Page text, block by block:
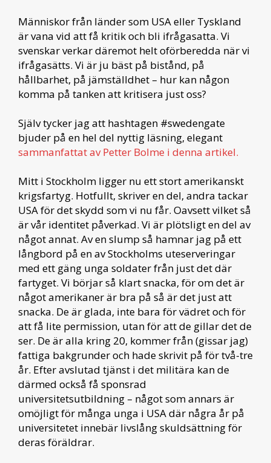
Människor från länder som USA eller Tyskland
är vana vid att få kritik och bli ifrågasatta. Vi
svenskar verkar däremot helt oförberedda när vi
ifrågasätts. Vi är ju bäst på bistånd, på
hållbarhet, på jämställdhet – hur kan någon
komma på tanken att kritisera just oss?
Själv tycker jag att hashtagen #swedengate
bjuder på en hel del nyttig läsning, elegant
sammanfattat av Petter Bolme i denna artikel.
Mitt i Stockholm ligger nu ett stort amerikanskt
krigsfartyg. Hotfullt, skriver en del, andra tackar
USA för det skydd som vi nu får. Oavsett vilket så
är vår identitet påverkad. Vi är plötsligt en del av
något annat. Av en slump så hamnar jag på ett
långbord på en av Stockholms uteserveringar
med ett gäng unga soldater från just det där
fartyget. Vi börjar så klart snacka, för om det är
något amerikaner är bra på så är det just att
snacka. De är glada, inte bara för vädret och för
att få lite permission, utan för att de gillar det de
ser. De är alla kring 20, kommer från (gissar jag)
fattiga bakgrunder och hade skrivit på för två-tre
år. Efter avslutad tjänst i det militära kan de
därmed också få sponsrad
universitetsutbildning – något som annars är
omöjligt för många unga i USA där några år på
universitetet innebär livslång skuldsättning för
deras föräldrar.